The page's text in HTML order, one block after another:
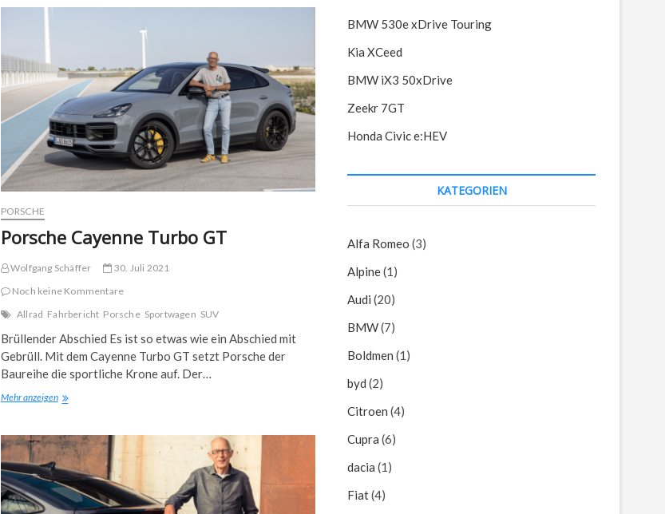
PORSCHE
Porsche Cayenne Turbo GT
Wolfgang Schäffer
30. Juli 2021
Noch keine Kommentare
Allrad Fahrbericht Porsche Sportwagen SUV
Brüllender Abschied Es ist so etwas wie ein Abschied mit
Gebrüll. Mit dem Cayenne Turbo GT setzt Porsche der
Baureihe die sportliche Krone auf. Der…
Mehr anzeigenPorsche
GT
BMW 530e xDrive Touring
Kia XCeed
BMW iX3 50xDrive
Zeekr 7GT
Honda Civic e:HEV
KATEGORIEN
Alfa Romeo (3)
Alpine(1)
Audi (20)
BMW(7)
Boldmen (1)
byd (2)
Citroen (4)
Cupra (6)
dacia (1)
Fiat(4)